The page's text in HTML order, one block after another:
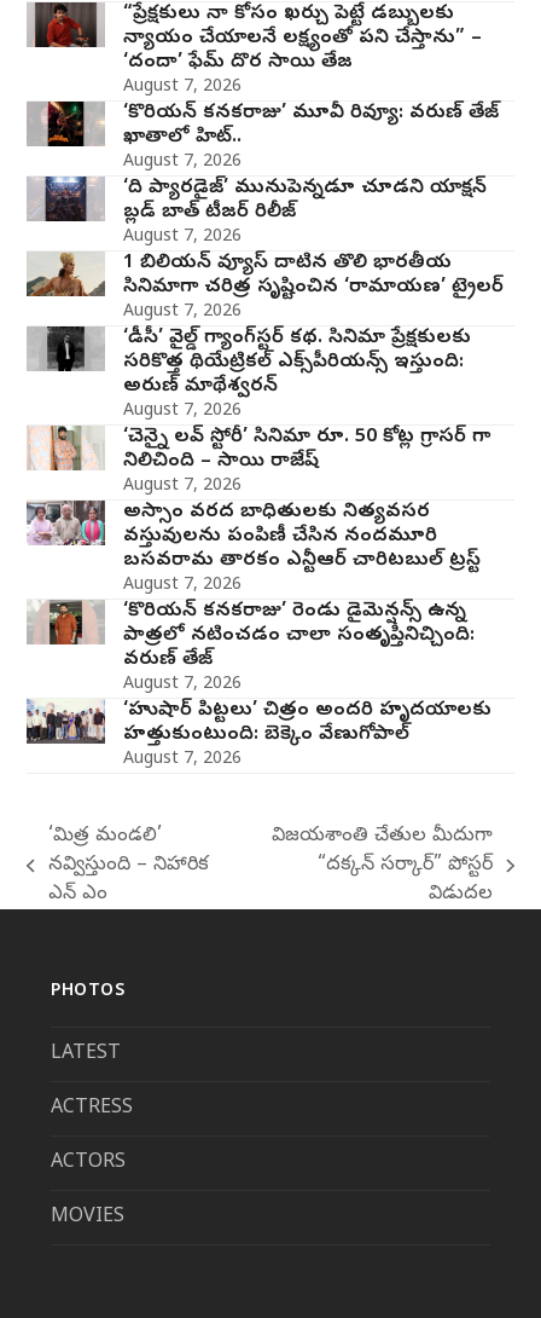
“ప్రేక్షకులు నా కోసం ఖర్చు పెట్టే డబ్బులకు
న్యాయం చేయాలనే లక్ష్యంతో పని చేస్తాను” –
‘దందా’ ఫేమ్ దొర సాయి తేజ
August 7, 2026
‘కొరియన్ కనకరాజు’ మూవీ రివ్యూ: వరుణ్ తేజ్
ఖాతాలో హిట్..
August 7, 2026
‘ది ప్యారడైజ్’ మునుపెన్నడూ చూడని యాక్షన్
బ్లడ్ బాత్ టీజర్ రిలీజ్
August 7, 2026
1 బిలియన్ వ్యూస్ దాటిన తొలి భారతీయ
సినిమాగా చరిత్ర సృష్టించిన ‘రామాయణ’ ట్రైలర్
August 7, 2026
‘డీసీ’ వైల్డ్ గ్యాంగ్‌స్టర్ కథ. సినిమా ప్రేక్షకులకు
సరికొత్త థియేట్రికల్ ఎక్స్‌పీరియన్స్ ఇస్తుంది:
అరుణ్ మాథేశ్వరన్
August 7, 2026
‘చెన్నై లవ్ స్టోరీ’ సినిమా రూ. 50 కోట్ల గ్రాసర్ గా
నిలిచింది – సాయి రాజేష్
August 7, 2026
అస్సాం వరద బాధితులకు నిత్యవసర
వస్తువులను పంపిణీ చేసిన నందమూరి
బసవరామ తారకం ఎన్టీఆర్ చారిటబుల్ ట్రస్ట్
August 7, 2026
‘కొరియన్ కనకరాజు’ రెండు డైమెన్షన్స్ ఉన్న
పాత్రలో నటించడం చాలా సంతృప్తినిచ్చింది:
వరుణ్ తేజ్
August 7, 2026
‘హుషార్‌ పిట్టలు’ చిత్రం అందరి హృదయాలకు
హత్తుకుంటుంది: బెక్కెం వేణుగోపాల్‌
August 7, 2026
previous
post:
‘మిత్ర మండలి’
నవ్విస్తుంది – నిహారిక
ఎన్ ఎం
post:
విజయశాంతి చేతుల మీదుగా
“దక్కన్ సర్కార్” పోస్టర్
విడుదల
PHOTOS
LATEST
ACTRESS
ACTORS
MOVIES